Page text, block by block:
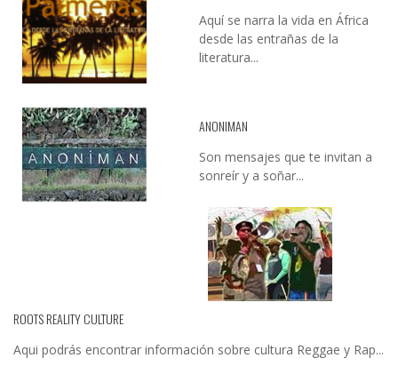
Aquí se narra la vida en África
desde las entrañas de la
literatura...
ANONIMAN
Son mensajes que te invitan a
sonreír y a soñar...
ROOTS REALITY CULTURE
Aqui podrás encontrar información sobre cultura Reggae y Rap...